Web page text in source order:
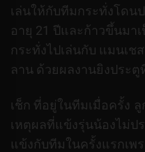
เล่นให้กับทีมกระทั่งโดน
อายุ 21 ปีและก้าวขึ้นมา
กระทั่งไปเล่นกับ แมนเช
ลาน ด้วยผลงานยิงประตู
เช็ก ที่อยู่ในทีมเมื่อครั้ง
เหตุผลที่แข้งรุ่นน้องไม่ป
แข้งกับทีมในครั้งแรกเพ